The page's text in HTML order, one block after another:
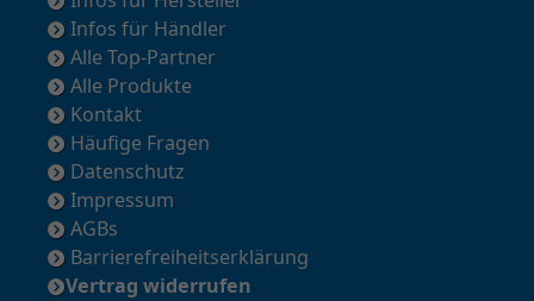
Infos für Händler
Alle Top-Partner
Alle Produkte
Kontakt
Häufige Fragen
Datenschutz
Impressum
AGBs
Barrierefreiheitserklärung
Vertrag widerrufen